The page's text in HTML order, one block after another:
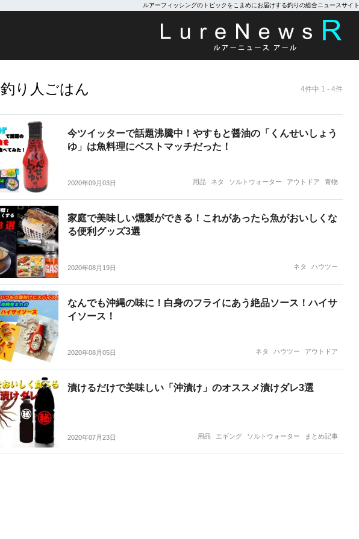
ルアーフィッシングのトピックをこまめにお届けする釣りの総合ニュースサイト
釣り人ごはん 4件中 1 - 4件
今ツイッターで話題沸騰中！やすもと醤油の「くんせいしょう
ゆ」は魚料理にベストマッチだった！
2020年09月03日 用品 ネタ ソルトウォーター アウトドア 青物
家庭で美味しい燻製ができる！これがあったら魚がおいしくな
る便利グッズ3選
2020年08月19日 ネタ ハウツー
なんでも沖縄の味に！白身のフライにあう絶品ソース！ハイサ
イソース！
2020年08月05日 ネタ ハウツー アウトドア
漬けるだけで美味しい「沖漬け」のオススメ漬けダレ3選
2020年07月23日 用品 エギング ソルトウォーター まとめ記事